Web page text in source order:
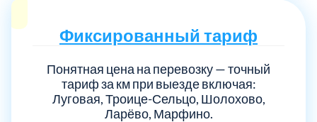
Фиксированный тариф
Понятная цена на перевозку — точный
тариф за км при выезде включая:
Луговая, Троице-Сельцо, Шолохово,
Ларёво, Марфино.